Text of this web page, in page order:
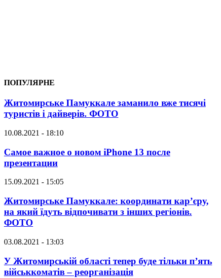
ПОПУЛЯРНЕ
Житомирське Памуккале заманило вже тисячі
туристів і дайверів. ФОТО
10.08.2021 - 18:10
Самое важное о новом iPhone 13 после
презентации
15.09.2021 - 15:05
Житомирське Памуккале: координати кар’єру,
на який їдуть відпочивати з інших регіонів.
ФОТО
03.08.2021 - 13:03
У Житомирській області тепер буде тільки п’ять
військкоматів – реорганізація